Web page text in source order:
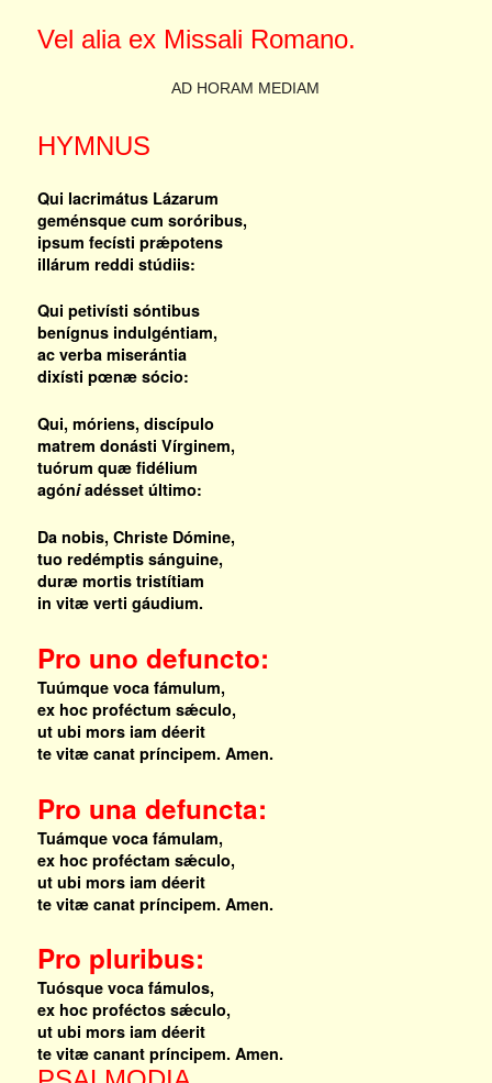
Vel alia ex Missali Romano.
AD HORAM MEDIAM
HYMNUS
Qui lacrimátus Lázarum
geménsque cum soróribus,
ipsum fecísti prǽpotens
illárum reddi stúdiis:
Qui petivísti sóntibus
benígnus indulgéntiam,
ac verba miserántia
dixísti pœnæ sócio:
Qui, móriens, discípulo
matrem donásti Vírginem,
tuórum quæ fidélium
agóniadésset último:
Da nobis, Christe Dómine,
tuo redémptis sánguine,
duræ mortis tristítiam
in vitæ verti gáudium.
Pro uno defuncto:
Tuúmque voca fámulum,
ex hoc proféctum sǽculo,
ut ubi mors iam déerit
te vitæ canat príncipem. Amen.
Pro una defuncta:
Tuámque voca fámulam,
ex hoc proféctam sǽculo,
ut ubi mors iam déerit
te vitæ canat príncipem. Amen.
Pro pluribus:
Tuósque voca fámulos,
ex hoc proféctos sǽculo,
ut ubi mors iam déerit
te vitæ canant príncipem. Amen.